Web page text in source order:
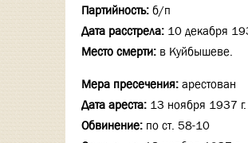
Партийность: б/п
Дата расстрела: 10 декабря
Место смерти: в Куйбышеве.
Мера пресечения: арестован
Дата ареста: 13 ноября 1937 г.
Обвинение: по ст. 58-10